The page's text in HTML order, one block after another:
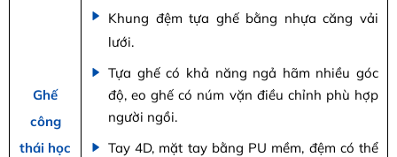
Ghế
công
thái học
Khung đệm tựa ghế bằng nhựa căng vải
lưới.
Tựa ghế có khả năng ngả hãm nhiều góc
độ, eo ghế có núm vặn điều chỉnh phù hợp
người ngồi.
Tay 4D, mặt tay bằng PU mềm, đệm có thể